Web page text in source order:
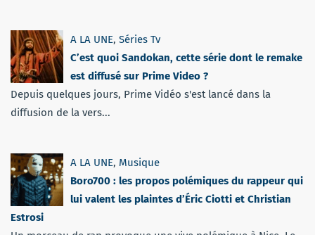
A LA UNE, Séries Tv
C’est quoi Sandokan, cette série dont le remake
est diffusé sur Prime Video ?
Depuis quelques jours, Prime Vidéo s'est lancé dans la
diffusion de la vers...
A LA UNE, Musique
Boro700 : les propos polémiques du rappeur qui
lui valent les plaintes d’Éric Ciotti et Christian
Estrosi